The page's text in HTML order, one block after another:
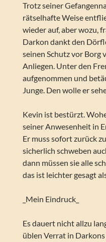
Trotz seiner
rätselhafte Weise
wieder auf, aber wozu,
Darkon dankt den
seinen Schutz vor Borg
Anliegen. Unter den
aufgenommen und
Junge. Den wolle er
Kevin ist bestürzt.
seiner Anwesenheit in
Er muss sofort zurück
sicherlich schweben
dann müssen sie alle
das ist leichter gesagt
_Mein Eindruck_
Es dauert nicht allzu
üblen Verrat in